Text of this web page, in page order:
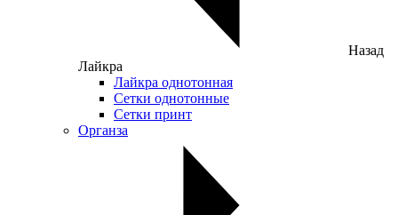
Назад
Лайкра
Лайкра однотонная
Сетки однотонные
Сетки принт
Органза